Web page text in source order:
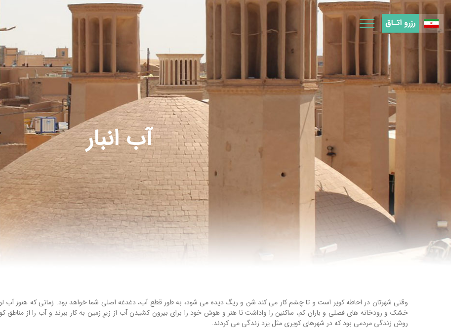
Skip
content
رزرو اتـاق
آب انبار
وقتی شهرتان در احاطه کویر است و تا چشم کار می کند شن و ریگ دیده می شود، به طور قطع آب، دغدغه اصلی شما خواهد بود. زمانی که هنوز آب
خشک و رودخانه های فصلی و باران کم، ساکنین را واداشت تا هنر و هوش خود را برای بیرون کشیدن آب از زیرِ زمین به کار ببرند و آب را از
روش زندگی مردمی بود که در شهرهای کویری مثل یزد زندگی می کردند.